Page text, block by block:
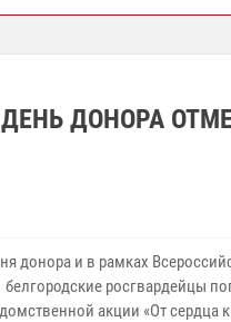
ДОНОРА
донора и в рамках
росгвардейцы
акции «От сердца к